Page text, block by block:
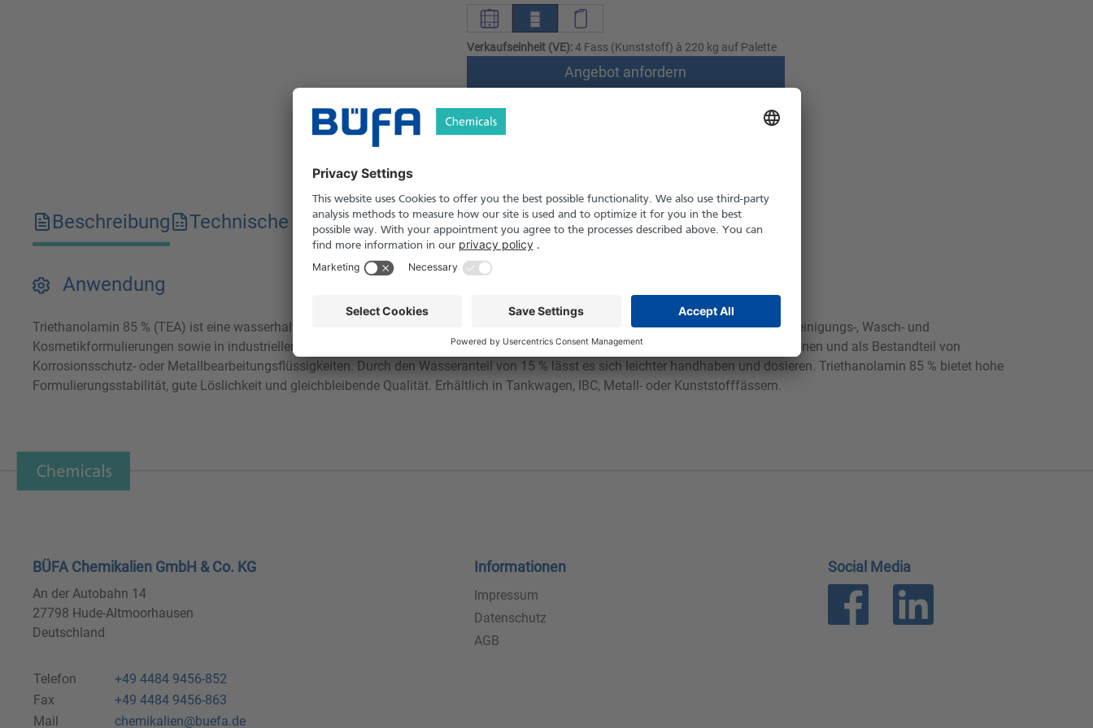
Verkaufseinheit (VE):4 Fass (Kunststoff) à 220 kg auf Palette
Angebot anfordern
Versand nach Österreich und die Schweiz möglich
Beschreibung Technische Merkmale Downloads Sicherheitshinweise
Anwendung
Triethanolamin 85 % (TEA) ist eine wasserhaltige Form des vielseitig einsetzbaren Neutralisationsmittels und Emulgators. Es wird in Reinigungs-, Wasch- und
Kosmetikformulierungen sowie in industriellen Prozessen eingesetzt. Das Produkt dient zur pH-Regulierung, Stabilisierung von Emulsionen und als Bestandteil von
Korrosionsschutz- oder Metallbearbeitungsflüssigkeiten. Durch den Wasseranteil von 15 % lässt es sich leichter handhaben und dosieren. Triethanolamin 85 % bietet hohe
Formulierungsstabilität, gute Löslichkeit und gleichbleibende Qualität. Erhältlich in Tankwagen, IBC, Metall- oder Kunststofffässern.
BÜFA Chemikalien GmbH & Co. KG
An der Autobahn 14
27798 Hude-Altmoorhausen
Deutschland
Telefon
+49 4484 9456-852
Fax
+49 4484 9456-863
Mail
chemikalien@buefa.de
Informationen
Impressum
Datenschutz
AGB
Social Media